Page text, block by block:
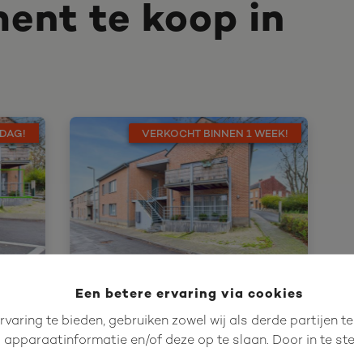
Een betere ervaring via cookies
te bieden, gebruiken zowel wij als derde partijen
en/of deze op te slaan. Door in te
te koop in
VERKOCHT BINNEN 1 WEEK!
Duplexapp met 3 slpk en 2
badk in het centrum!